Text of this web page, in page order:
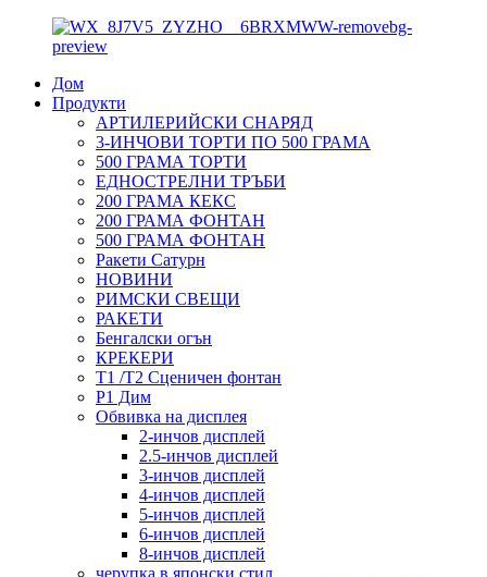
Дом
Продукти
АРТИЛЕРИЙСКИ СНАРЯД
3-ИНЧОВИ ТОРТИ ПО 500 ГРАМА
500 ГРАМА ТОРТИ
ЕДНОСТРЕЛНИ ТРЪБИ
200 ГРАМА КЕКС
200 ГРАМА ФОНТАН
500 ГРАМА ФОНТАН
Ракети Сатурн
НОВИНИ
РИМСКИ СВЕЩИ
РАКЕТИ
Бенгалски огън
КРЕКЕРИ
T1 /T2 Сценичен фонтан
P1 Дим
Обвивка на дисплея
2-инчов дисплей
2.5-инчов дисплей
3-инчов дисплей
4-инчов дисплей
5-инчов дисплей
6-инчов дисплей
8-инчов дисплей
черупка в японски стил